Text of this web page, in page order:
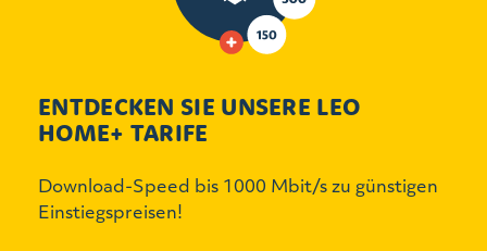
ENTDECKEN SIE UNSERE LEO
HOME+ TARIFE
Download-Speed bis 1000 Mbit/s zu günstigen
Einstiegspreisen!